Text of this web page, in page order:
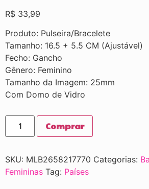
R$ 33,99
Produto: Pulseira/Bracelete
Tamanho: 16.5 + 5.5 CM (Ajustável)
Fecho: Gancho
Gênero: Feminino
Tamanho da Imagem: 25mm
Com Domo de Vidro
Comprar
SKU: MLB2658217770 Categorias:
Femininas Tag: Países